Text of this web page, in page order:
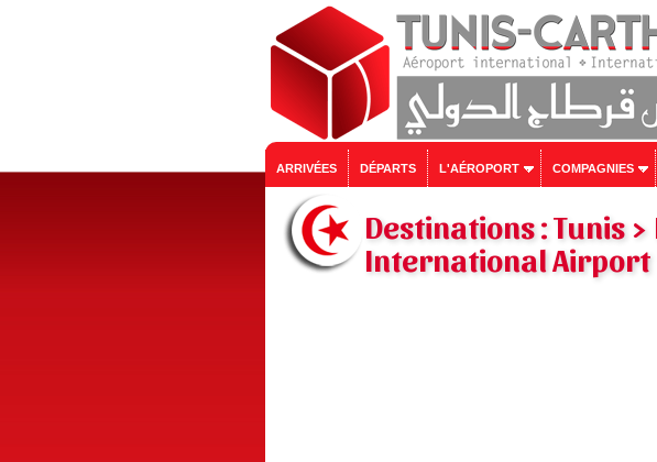
ARRIVÉES DÉPARTS L'AÉROPORT COMPAGNIES
Destinations : Tunis
International Airport